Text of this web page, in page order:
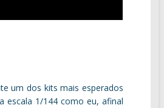
um dos kits mais esperados
escala 1/144 como eu, afinal